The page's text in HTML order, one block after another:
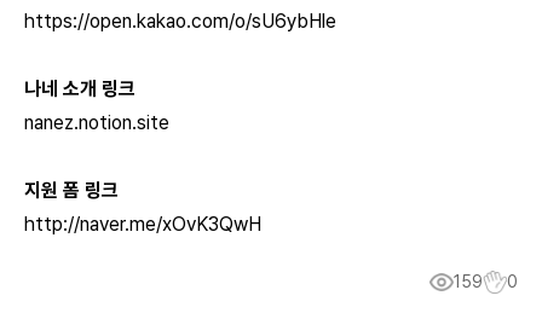
https://open.kakao.com/o/sU6ybHle
나네 소개 링크
nanez.notion.site
지원 폼 링크
http://naver.me/xOvK3QwH
159 0